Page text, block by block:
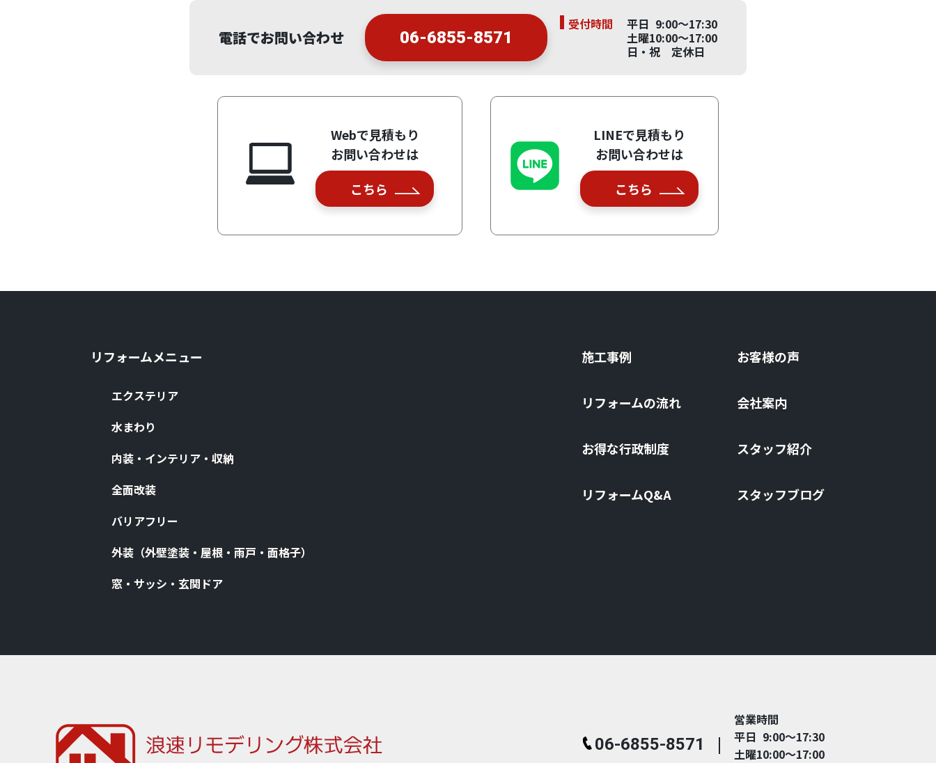
電話でお問い合わせ 06-6855-8571
受付時間
平日 9:00～17:30
土曜10:00～17:00
日・祝 定休日
Webで見積もり
お問い合わせは
こちら
LINEで見積もり
お問い合わせは
こちら
リフォームメニュー
エクステリア
⽔まわり
内装・インテリア・収納
全⾯改装
バリアフリー
外装（外壁塗装・屋根・⾬⼾・⾯格⼦）
窓・サッシ・⽞関ドア
施⼯事例
リフォームの流れ
お得な⾏政制度
リフォームQ&A
お客様の声
会社案内
スタッフ紹介
スタッフブログ
06-6855-8571
営業時間
平日 9:00～17:30
土曜10:00～17:00